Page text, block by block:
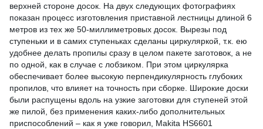
верхней стороне досок. На двух следующих фотографиях
показан процесс изготовления приставной лестницы длиной 6
метров из тех же 50-миллиметровых досок. Вырезы под
ступеньки и в самих ступеньках сделаны циркуляркой, т.к. ею
удобнее делать пропилы сразу в целом пакете заготовок, а не
по одной, как в случае с лобзиком. При этом циркулярка
обеспечивает более высокую перпендикулярность глубоких
пропилов, что влияет на точность при сборке. Широкие доски
были распущены вдоль на узкие заготовки для ступеней этой
же пилой, без применения каких-либо дополнительных
приспособлений – как я уже говорил, Makita HS6601